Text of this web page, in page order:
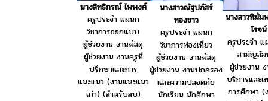
นางสิทธิภรณ์ ไพพงศ์
ครูประจำ แผนก
วิชาการออกแบบ
ผู้ช่วยงาน งานพัสดุ
ผู้ช่วยงาน งานครูที่
ปรึกษาและการ
แนะแนว (งานแนะแนว
เก่า) (สำหรับลบ)
นางสาวณัฐปภัสร์
ทองขาว
ครูประจำ แผนก
วิชาการท่องเที่ยว
ผู้ช่วยงาน งานพัสดุ
ผู้ช่วยงาน งานปกครอง
และความปลอดภัย
นักเรียน นักศึกษา
นางสาวทิฆัม
โรจน์
ครูประจำ แ
สามัญสั
ผู้ช่วยงาน
บริการและเ
การศึกษา (